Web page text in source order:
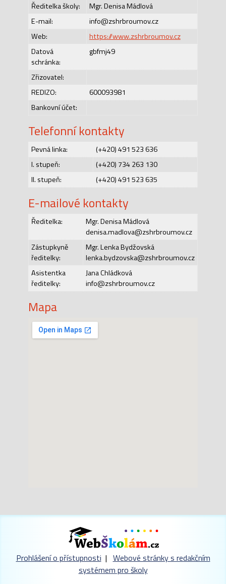
Ředitelka školy:
Mgr. Denisa Mádlová
E-mail:
info@zshrbroumov.cz
Web:
https://www.zshrbroumov.cz
Datová
schránka:
gbfmj49
Zřizovatel:
REDIZO:
600093981
Bankovní účet:
Telefonní kontakty
Pevná linka:
(+420) 491 523 636
I. stupeň:
(+420) 734 263 130
II. stupeň:
(+420) 491 523 635
E-mailové kontakty
Ředitelka:
Mgr. Denisa Mádlová
denisa.madlova@zshrbroumov.cz
Zástupkyně
ředitelky:
Mgr. Lenka Bydžovská
lenka.bydzovska@zshrbroumov.cz
Asistentka
ředitelky:
Jana Chládková
info@zshrbroumov.cz
Mapa
Prohlášení o přístupnosti | Webové stránky s redakčním
systémem pro školy